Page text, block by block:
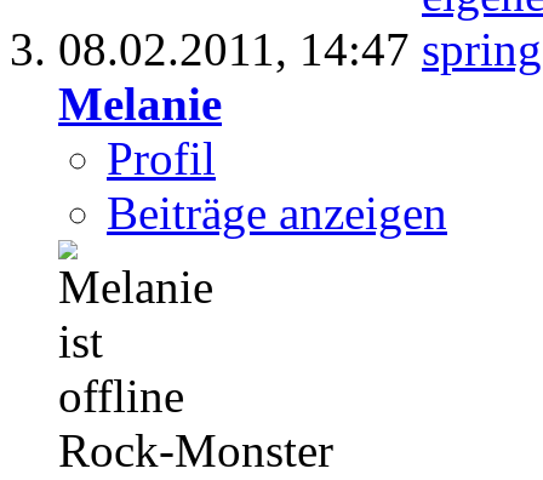
08.02.2011, 14:47
Melanie
Profil
Beiträge anzeigen
Rock-Monster